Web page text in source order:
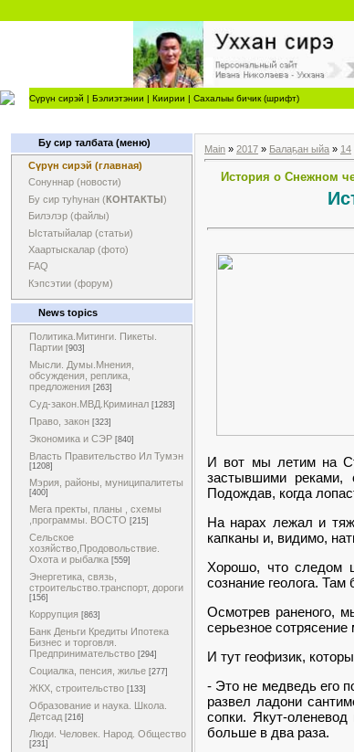
Сүрүн сирэй | Бэлиэтэнии | Киирии | Сахалыы бичик (шрифт)
Бу сир талбата (меню)
Сүрүн сирэй (главная)
Сонуннар (новости)
Бу сир туһунан (КОНТАКТЫ)
Билэлэр (файлы)
Ыстатыйалар (статьи)
Хаартыскалар (фото)
FAQ
Кэпсэтии (форум)
News topics
Политика.Митинги. Пикеты.
Партии [903]
Мысли. Думы.Мнения,
обсуждения, реплика,
предложения [263]
Суд-закон.МВД.Криминал [1283]
Право, закон [323]
Экономика и СЭР [840]
Власть Правительство Ил Тумэн
[1208]
Мэрия, районы, муниципалитеты
[400]
Мега пректы, планы , схемы
,программы. ВОСТО [215]
Сельское
хозяйство,Продовольствие.
Охота и рыбалка [559]
Энергетика, связь,
строительство.транспорт, дороги
[156]
Коррупция [863]
Банк Деньги Кредиты Ипотека
Бизнес и торговля.
Предпринимательство [294]
Социалка, пенсия, жилье [277]
ЖКХ, строительство [133]
Образование и наука. Школа.
Детсад [216]
Люди. Человек. Народ. Общество
[231]
Main » 2017 » Балаҕан ыйа » 14
История о Снежном
И вот мы летим на
застывшими реками,
Подождав, когда
На нарах лежал и
капканы и, видимо,
Хорошо, что следом
сознание геолога.
Осмотрев раненого,
серьезное
И тут геофизик,
- Это не медведь его
развел ладони
сопки. Якут-
больше в два раза.